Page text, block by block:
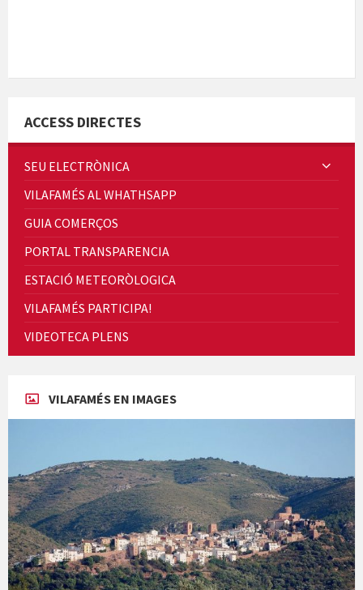
Cicle de Cine i Dones rurals
Concerts al Museu
Presentació del llibre &quot;La mare&quot;, d'Emma Zafon
ACCESS DIRECTES
SEU ELECTRÒNICA
VILAFAMÉS AL WHATHSAPP
GUIA COMERÇOS
PORTAL TRANSPARENCIA
ESTACIÓ METEORÒLOGICA
VILAFAMÉS PARTICIPA!
VIDEOTECA PLENS
VILAFAMÉS EN IMAGES